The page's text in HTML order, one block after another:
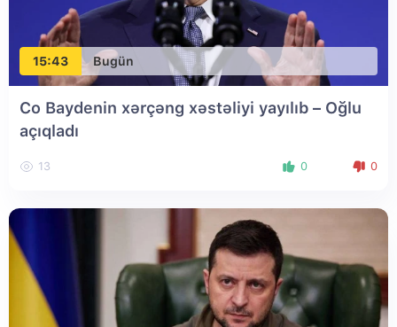
15:43 Bugün
Co Baydenin xərçəng xəstəliyi yayılıb – Oğlu
açıqladı
13 0 0